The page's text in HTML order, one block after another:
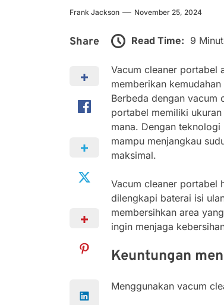
Frank Jackson November 25, 2024
Share Read Time: 9
Vacum cleaner portabel
memberikan
Berbeda dengan vacum
portabel memiliki
mana. Dengan
mampu menjangkau
maksimal.
Vacum cleaner portabel
dilengkapi baterai isi
membersihkan area
ingin menjaga
Keuntungan
Menggunakan vacum